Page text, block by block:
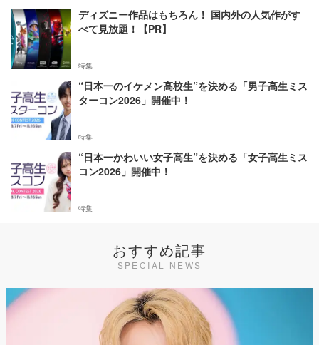
ディズニー作品はもちろん！ 国内外の人気作がす
べて見放題！【PR】
特集
“日本一のイケメン高校生”を決める「男子高生ミス
ターコン2026」開催中！
特集
“日本一かわいい女子高生”を決める「女子高生ミス
コン2026」開催中！
特集
おすすめ記事
SPECIAL NEWS